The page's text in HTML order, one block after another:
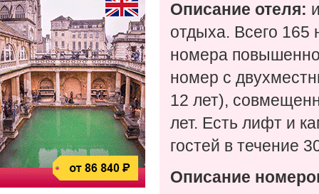
Описание отеля:
отдыха. Всего 165
номера
номер с
12 лет),
лет. Есть лифт и
гостей в течение
Описание